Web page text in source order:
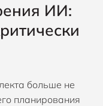
ИИ:
больше не
планирования